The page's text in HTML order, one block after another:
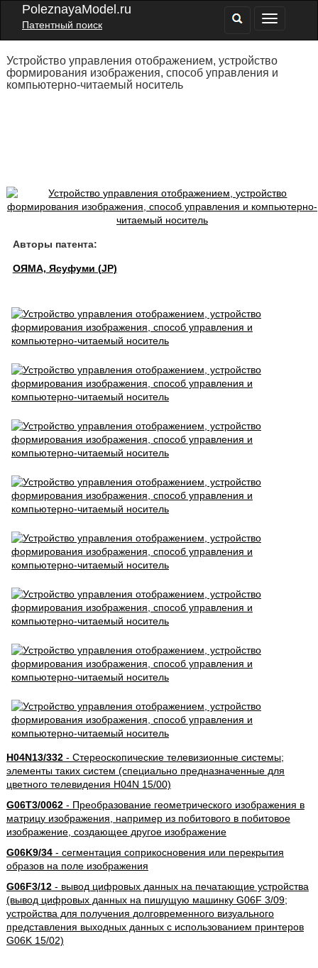
PoleznayaModel.ru
Патентный поиск
Устройство управления отображением, устройство
формирования изображения, способ управления и
компьютерно-читаемый носитель
Авторы патента:
ОЯМА, Ясуфуми (JP)
H04N13/332- Стереоскопические телевизионные системы;
элементы таких систем (специально предназначенные для
цветного телевидения H04N 15/00)
G06T3/0062- Преобразование геометрического изображения в
матрицу изображения, например из побитового в побитовое
изображение, создающее другое изображение
G06K9/34- сегментация соприкосновения или перекрытия
образов на поле изображения
G06F3/12- вывод цифровых данных на печатающие устройства
(вывод цифровых данных на пишущую машинку G06F 3/09;
устройства для получения долговременного визуального
представления выходных данных с использованием принтеров
G06K 15/02)